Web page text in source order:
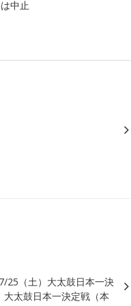
中止
25（土）大太鼓日本一決
太鼓日本一決定戦（本